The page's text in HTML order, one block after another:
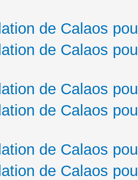
de Calaos
de Calaos
de Calaos
de Calaos
de Calaos
de Calaos